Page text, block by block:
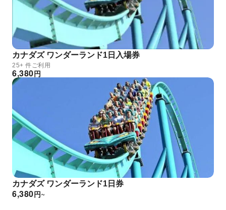
カナダズ ワンダーランド1日入場券
25+ 件ご利用
円
6,380
カナダズ ワンダーランド1日券
円
6,380 ~